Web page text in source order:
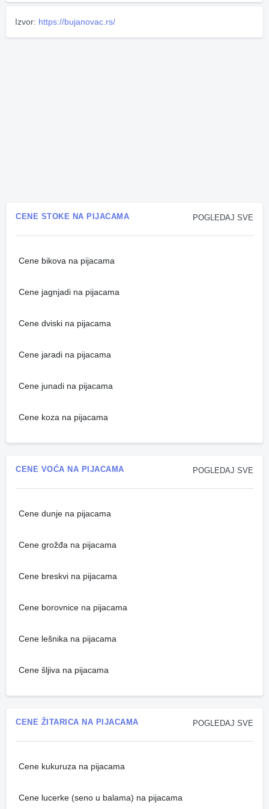
Izvor: https://bujanovac.rs/
POGLEDAJ SVE
CENE STOKE NA PIJACAMA
Cene bikova na pijacama
Cene jagnjadi na pijacama
Cene dviski na pijacama
Cene jaradi na pijacama
Cene junadi na pijacama
Cene koza na pijacama
POGLEDAJ SVE
CENE VOĆA NA PIJACAMA
Cene dunje na pijacama
Cene grožđa na pijacama
Cene breskvi na pijacama
Cene borovnice na pijacama
Cene lešnika na pijacama
Cene šljiva na pijacama
POGLEDAJ SVE
CENE ŽITARICA NA PIJACAMA
Cene kukuruza na pijacama
Cene lucerke (seno u balama) na pijacama